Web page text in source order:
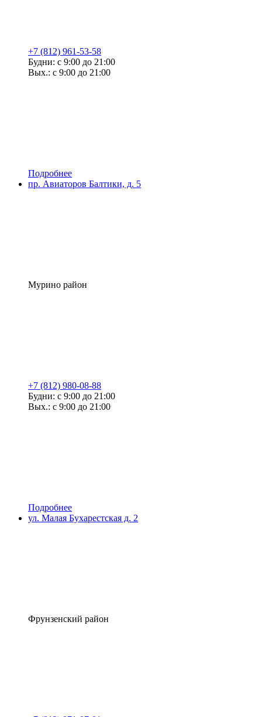
+7 (812) 961-53-58
Будни: с 9:00 до 21:00
Вых.: с 9:00 до 21:00
Подробнее
пр. Авиаторов Балтики, д. 5
Мурино район
+7 (812) 980-08-88
Будни: с 9:00 до 21:00
Вых.: с 9:00 до 21:00
Подробнее
ул. Малая Бухарестская д. 2
Фрунзенский район